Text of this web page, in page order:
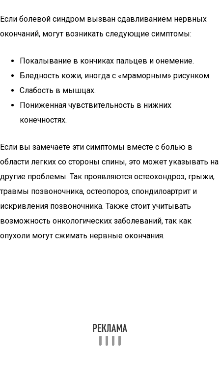
Если болевой синдром вызван сдавливанием нервных
окончаний, могут возникать следующие симптомы:
Покалывание в кончиках пальцев и онемение.
Бледность кожи, иногда с «мраморным» рисунком.
Слабость в мышцах.
Пониженная чувствительность в нижних
конечностях.
Если вы замечаете эти симптомы вместе с болью в
области легких со стороны спины, это может указывать на
другие проблемы. Так проявляются остеохондроз, грыжи,
травмы позвоночника, остеопороз, спондилоартрит и
искривления позвоночника. Также стоит учитывать
возможность онкологических заболеваний, так как
опухоли могут сжимать нервные окончания.